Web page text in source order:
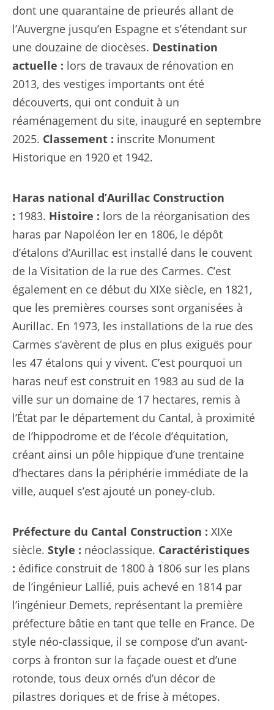
dont une quarantaine de prieurés allant de
l’Auvergne jusqu’en Espagne et s’étendant sur
une douzaine de diocèses. Destination
actuelle : lors de travaux de rénovation en
2013, des vestiges importants ont été
découverts, qui ont conduit à un
réaménagement du site, inauguré en septembre
2025. Classement : inscrite Monument
Historique en 1920 et 1942.
Haras national d’Aurillac Construction
: 1983. Histoire : lors de la réorganisation des
haras par Napoléon Ier en 1806, le dépôt
d’étalons d’Aurillac est installé dans le couvent
de la Visitation de la rue des Carmes. C’est
également en ce début du XIXe siècle, en 1821,
que les premières courses sont organisées à
Aurillac. En 1973, les installations de la rue des
Carmes s’avèrent de plus en plus exiguës pour
les 47 étalons qui y vivent. C’est pourquoi un
haras neuf est construit en 1983 au sud de la
ville sur un domaine de 17 hectares, remis à
l’État par le département du Cantal, à proximité
de l’hippodrome et de l’école d’équitation,
créant ainsi un pôle hippique d’une trentaine
d’hectares dans la périphérie immédiate de la
ville, auquel s’est ajouté un poney-club.
Préfecture du Cantal Construction : XIXe
siècle. Style : néoclassique. Caractéristiques
: édifice construit de 1800 à 1806 sur les plans
de l’ingénieur Lallié, puis achevé en 1814 par
l’ingénieur Demets, représentant la première
préfecture bâtie en tant que telle en France. De
style néo-classique, il se compose d’un avant-
corps à fronton sur la façade ouest et d’une
rotonde, tous deux ornés d’un décor de
pilastres doriques et de frise à métopes.